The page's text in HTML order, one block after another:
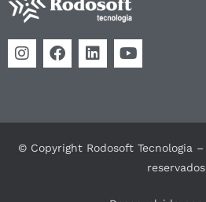
© Copyright Rodosoft Tecnologia
reservados